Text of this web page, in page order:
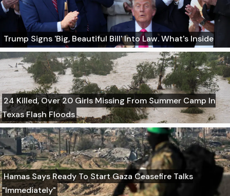
Trump Signs 'Big, Beautiful Bill' Into Law. What's Inside
24 Killed, Over 20 Girls Missing From Summer Camp In
Texas Flash Floods
Hamas Says Ready To Start Gaza Ceasefire Talks
"Immediately"